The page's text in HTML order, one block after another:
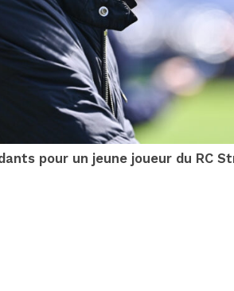
pour un jeune joueur du RC